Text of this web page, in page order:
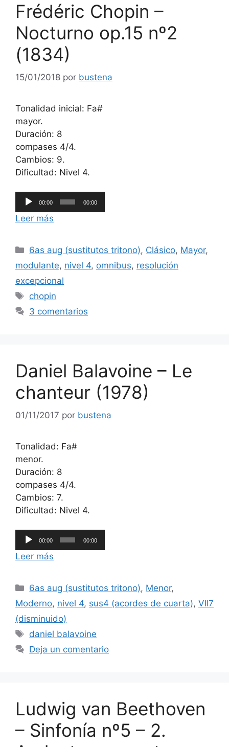
Frédéric Chopin –
Nocturno op.15 nº2
(1834)
15/01/2018 por bustena
Tonalidad inicial: Fa#
mayor.
Duración: 8
compases 4/4.
Cambios: 9.
Dificultad: Nivel 4.
Reproductor
de
audio
00:00 00:00
Leer más
Categorías
6as aug (sustitutos tritono), Clásico, Mayor,
modulante, nivel 4, omnibus, resolución
excepcional
Etiquetas
chopin
3 comentarios
Daniel Balavoine – Le
chanteur (1978)
01/11/2017 por bustena
Tonalidad: Fa#
menor.
Duración: 8
compases 4/4.
Cambios: 7.
Dificultad: Nivel 4.
Reproductor
de
audio
00:00 00:00
Leer más
Categorías
6as aug (sustitutos tritono), Menor,
Moderno, nivel 4, sus4 (acordes de cuarta), VII7
(disminuido)
Etiquetas
daniel balavoine
Deja un comentario
Ludwig van Beethoven
– Sinfonía nº5 – 2.